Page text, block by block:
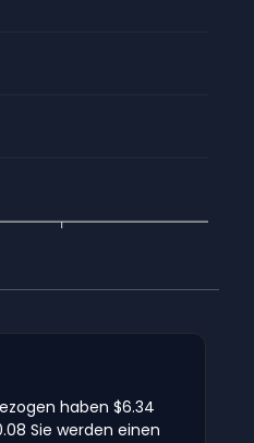
haben $6.34
Sie werden einen